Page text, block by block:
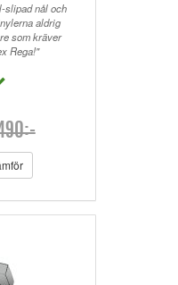
slipad nål och
aldrig
som kräver
Rega!"